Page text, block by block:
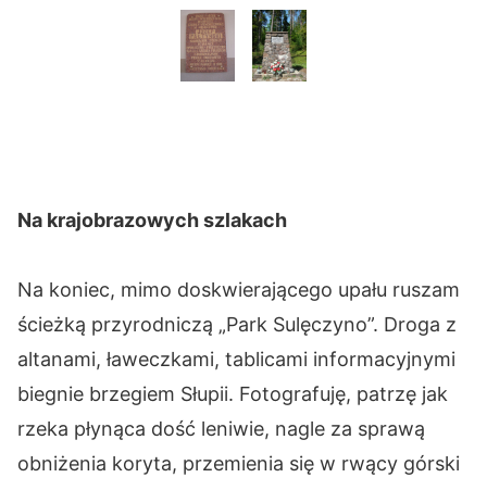
Na krajobrazowych szlakach
Na koniec, mimo doskwierającego upału ruszam
ścieżką przyrodniczą „Park Sulęczyno”. Droga z
altanami, ławeczkami, tablicami informacyjnymi
biegnie brzegiem Słupii. Fotografuję, patrzę jak
rzeka płynąca dość leniwie, nagle za sprawą
obniżenia koryta, przemienia się w rwący górski